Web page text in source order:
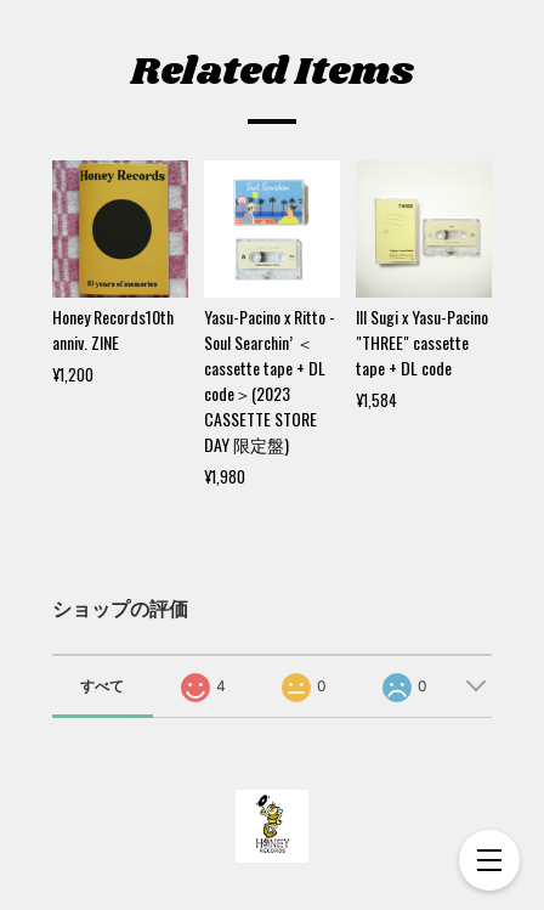
Related Items
Honey Records10th
anniv. ZINE
¥1,200
Yasu-Pacino x Ritto -
Soul Searchin’ ＜
cassette tape + DL
code＞(2023
CASSETTE STORE
DAY 限定盤)
¥1,980
Ill Sugi x Yasu-Pacino
"THREE" cassette
tape + DL code
¥1,584
ショップの評価
すべて 4 0 0